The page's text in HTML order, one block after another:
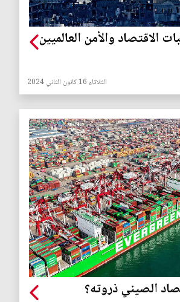
الاقتصاد والأمن العالميين
الثلاثاء 16 كانون الثاني 2024
الصيني ذروته؟